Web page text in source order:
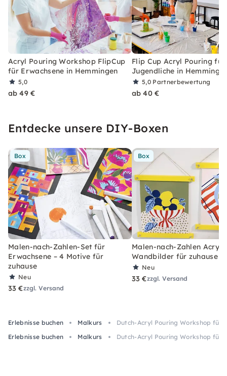
Acryl Pouring Workshop FlipCup
für Erwachsene in Hemmingen
5,0
ab 49 €
Flip Cup Acryl Pouring für
Jugendliche in
5,0 Partnerbewertung
ab 40 €
Entdecke unsere DIY-Boxen
Box
Malen-nach-Zahlen-Set für
Erwachsene – 4 Motive für
zuhause
Neu
33 €zzgl. Versand
Box
Malen-nach-Zahlen Acryl-
Wandbilder für zuhause
Neu
33 €zzgl. Versand
Erlebnisse buchen Malkurs
Dutch-Acryl Pouring Workshop für
Erlebnisse buchen
Malkurs Dutch-Acryl Pouring Workshop für